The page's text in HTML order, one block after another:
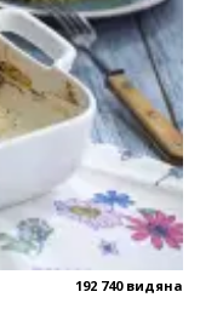
192 740 видяна